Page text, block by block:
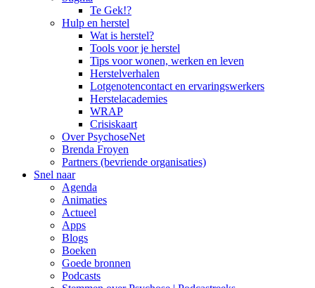
Te Gek!?
Hulp en herstel
Wat is herstel?
Tools voor je herstel
Tips voor wonen, werken en leven
Herstelverhalen
Lotgenotencontact en ervaringswerkers
Herstelacademies
WRAP
Crisiskaart
Over PsychoseNet
Brenda Froyen
Partners (bevriende organisaties)
Snel naar
Agenda
Animaties
Actueel
Apps
Blogs
Boeken
Goede bronnen
Podcasts